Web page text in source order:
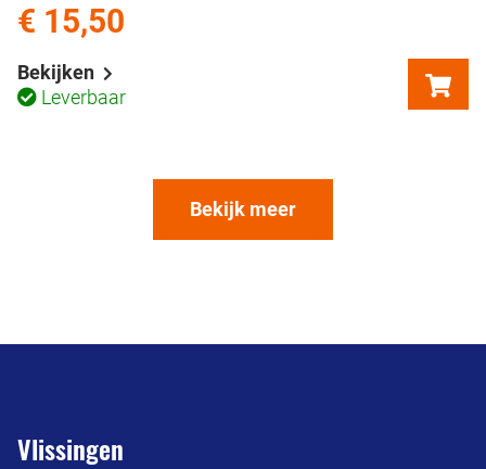
Bekijken
Leverbaar
€ 15,50
Bekijk meer
Vlissingen